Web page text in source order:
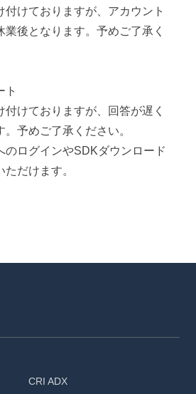
けておりますが、アカウント
後となります。予めご了承く
ト
けておりますが、回答が遅く
予めご了承ください。
ログインやSDKダウンロード
だけます。
CRI ADX